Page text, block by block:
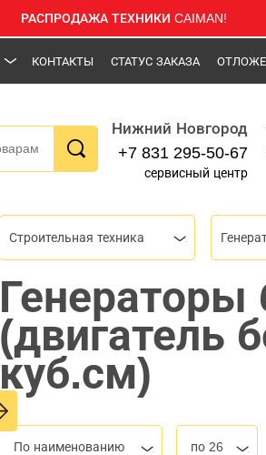
РАСПРОДАЖА ТЕХНИКИ CAIMAN!
КОНТАКТЫ СТАТУС ЗАКАЗА
Нижний Новгород
+7 831 295-50-67
сервисный центр
Строительная техника
Генераторы
(двигатель
куб.см)
По наименованию по 26